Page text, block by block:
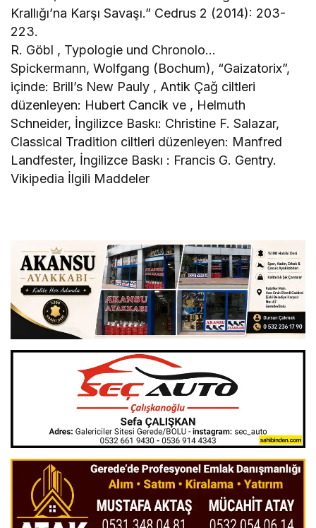
Krallığı’na Karşı Savaşı.” Cedrus 2 (2014): 203-
223.
R. Göbl , Typologie und Chronolo…
Spickermann, Wolfgang (Bochum), “Gaizatorix”,
içinde: Brill’s New Pauly , Antik Çağ ciltleri
düzenleyen: Hubert Cancik ve , Helmuth
Schneider, İngilizce Baskı: Christine F. Salazar,
Classical Tradition ciltleri düzenleyen: Manfred
Landfester, İngilizce Baskı : Francis G. Gentry.
Vikipedia İlgili Maddeler